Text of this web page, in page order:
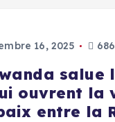
16, 2025
salue
ouvrent la
entre la